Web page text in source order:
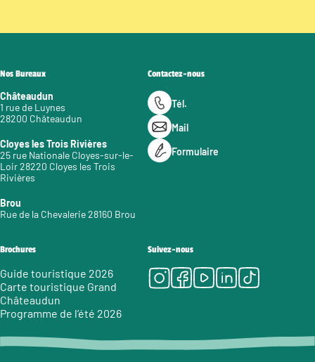
Nos Bureaux
Châteaudun
1 rue de Luynes
28200 Châteaudun
Cloyes les Trois Rivières
25 rue Nationale Cloyes-sur-le-
Loir 28220 Cloyes les Trois
Rivières
Brou
Rue de la Chevalerie 28160 Brou
Contactez-nous
Tél.
Mail
Formulaire
Brochures
Guide touristique 2026
Carte touristique Grand
Châteaudun
Programme de l’été 2026
Suivez-nous
Instagram
Facebook
Youtube
LinkedIn
Tiktok